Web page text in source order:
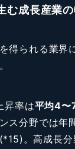
む成長産業
得られる業界
昇率は平均4〜
ス分野では年
。高成長